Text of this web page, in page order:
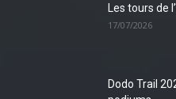
Les tours de
17/07/2026
Dodo Trail